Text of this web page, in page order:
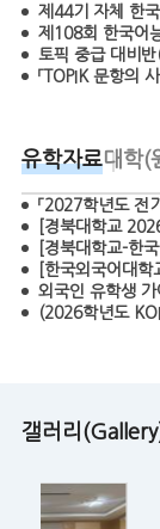
토픽 중급 대비
유학자료대학(
갤러리